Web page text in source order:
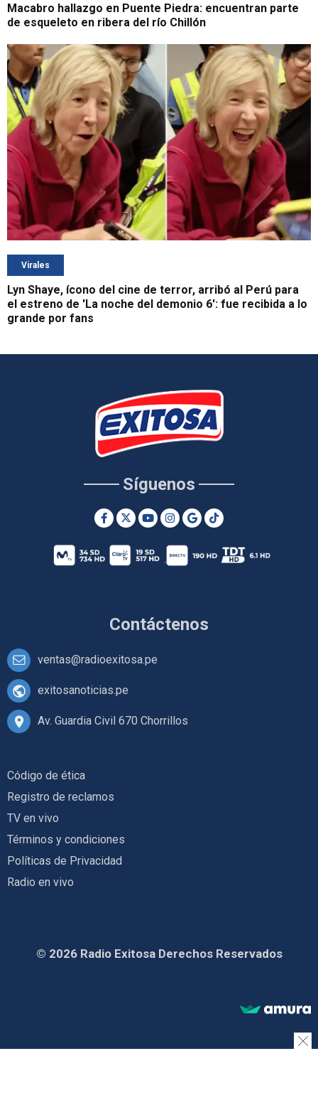
Macabro hallazgo en Puente Piedra: encuentran parte
de esqueleto en ribera del río Chillón
Virales
Lyn Shaye, ícono del cine de terror, arribó al Perú para
el estreno de 'La noche del demonio 6': fue recibida a lo
grande por fans
Contáctenos
ventas@radioexitosa.pe
exitosanoticias.pe
Av. Guardia Civil 670 Chorrillos
Síguenos
Código de ética
Registro de reclamos
TV en vivo
Términos y condiciones
Políticas de Privacidad
Radio en vivo
© 2026 Radio Exitosa Derechos Reservados